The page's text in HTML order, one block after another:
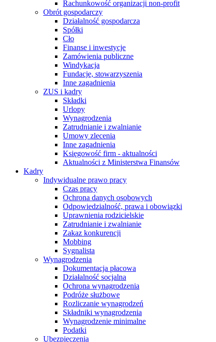
Rachunkowość organizacji non-profit
Obrót gospodarczy
Działalność gospodarcza
Spółki
Cło
Finanse i inwestycje
Zamówienia publiczne
Windykacja
Fundacje, stowarzyszenia
Inne zagadnienia
ZUS i kadry
Składki
Urlopy
Wynagrodzenia
Zatrudnianie i zwalnianie
Umowy zlecenia
Inne zagadnienia
Księgowość firm - aktualności
Aktualności z Ministerstwa Finansów
Kadry
Indywidualne prawo pracy
Czas pracy
Ochrona danych osobowych
Odpowiedzialność, prawa i obowiązki
Uprawnienia rodzicielskie
Zatrudnianie i zwalnianie
Zakaz konkurencji
Mobbing
Sygnalista
Wynagrodzenia
Dokumentacja płacowa
Działalność socjalna
Ochrona wynagrodzenia
Podróże służbowe
Rozliczanie wynagrodzeń
Składniki wynagrodzenia
Wynagrodzenie minimalne
Podatki
Ubezpieczenia